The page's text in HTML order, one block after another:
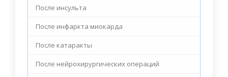
После инсульта
После инфаркта миокарда
После катаракты
После нейрохирургических операций